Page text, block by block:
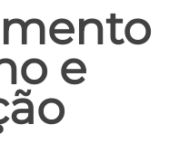
e